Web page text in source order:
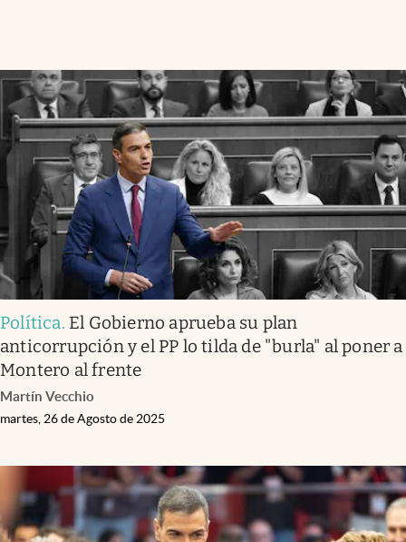
Política. El Gobierno aprueba su plan
anticorrupción y el PP lo tilda de "burla" al poner a
Montero al frente
Martín Vecchio
martes, 26 de Agosto de 2025